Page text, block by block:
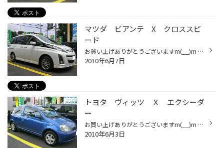
マツダ ビアンテ X クロススピ
ード
お買い上げありがとうございますm(__)m DATA ホイール：クロススピード プレミアムー１０ サイズ：16X6.5 チタンシルバー （REDキャップ） タイヤ：REGNO GRV サイズ：205/60R16 このホイールってカラーがすごいんです(゜゜) カタログでは普通のシルバーっぽいんですが… 実物を見ると、シルバーに...
2010年6月7日
トヨタ ヴィッツ Ｘ エクシーダ
ー
お買い上げありがとうございますm(__)m DATA ホイール：エクシーダー ＬＳ５ サイズ：13X50 S/S タイヤ：ファイアストン ＦＲ１0 サイズ：155/80R13 純正鉄ホイールからアルミホイールへチェンジ☆(^・^)☆ 鉄よりも軽くなりますし、イメージも変わります(*^^)v 足回りが軽くなると、燃費向上プラス...
2010年6月3日